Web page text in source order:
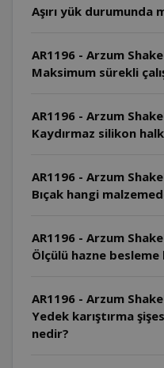
Aşırı yük durumunda
AR1196 - Arzum
Maksimum sürekli
AR1196 - Arzum
Kaydırmaz silikon
AR1196 - Arzum
Bıçak hangi
AR1196 - Arzum
Ölçülü hazne besleme
AR1196 - Arzum
Yedek karıştırma
nedir?